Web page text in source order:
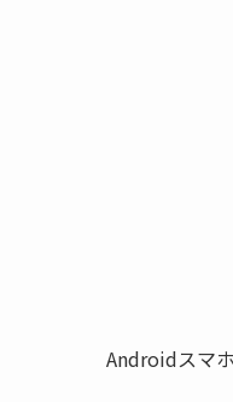
Androidスマ